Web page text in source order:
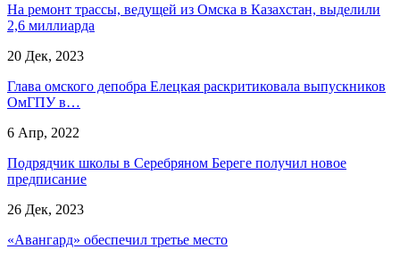
На ремонт трассы, ведущей из Омска в Казахстан, выделили
2,6 миллиарда
20 Дек, 2023
Глава омского депобра Елецкая раскритиковала выпускников
ОмГПУ в…
6 Апр, 2022
Подрядчик школы в Серебряном Береге получил новое
предписание
26 Дек, 2023
«Авангард» обеспечил третье место